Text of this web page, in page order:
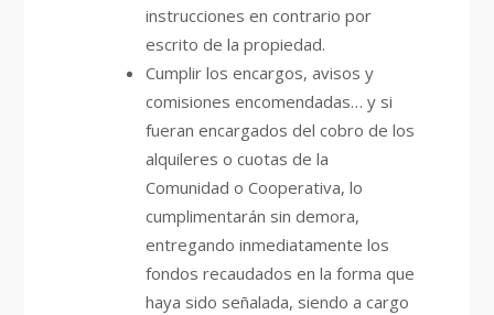
instrucciones en contrario por
escrito de la propiedad.
Cumplir los encargos, avisos y
comisiones encomendadas… y si
fueran encargados del cobro de los
alquileres o cuotas de la
Comunidad o Cooperativa, lo
cumplimentarán sin demora,
entregando inmediatamente los
fondos recaudados en la forma que
haya sido señalada, siendo a cargo